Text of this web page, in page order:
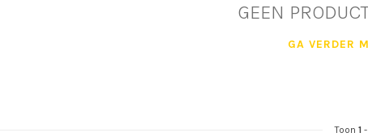
GEEN
GA VERDER
Toon 1-